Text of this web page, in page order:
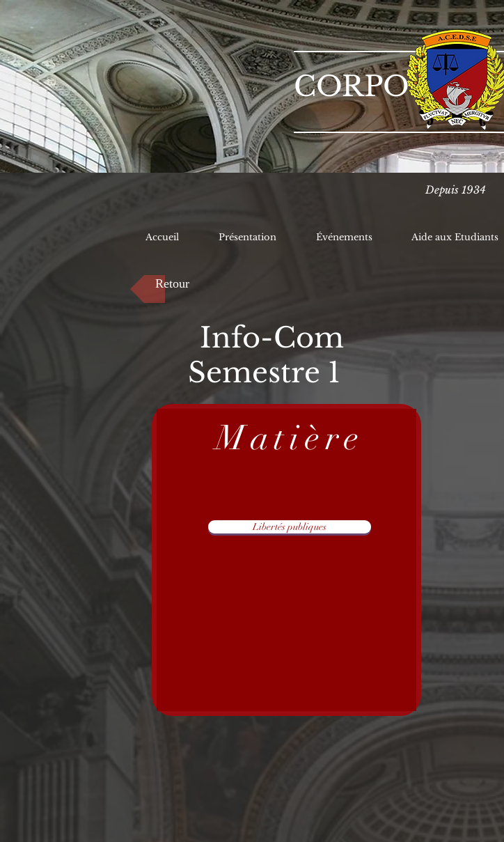
CORPO
Depuis 1934
Accueil Présentation Événements Aide aux Etudiants
Retour
Info-Com
Semestre 1
Matière
Libertés publiques